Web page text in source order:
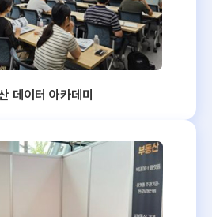
데이터 아카데미